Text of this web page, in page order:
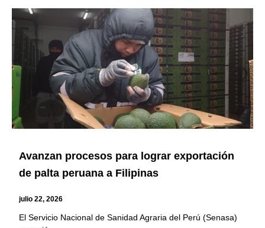
Avanzan procesos para lograr exportación
de palta peruana a Filipinas
julio 22, 2026
El Servicio Nacional de Sanidad Agraria del Perú (Senasa)